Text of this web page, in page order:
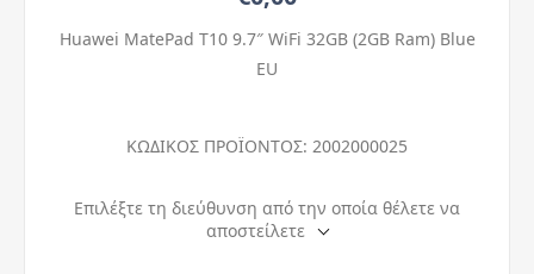
Huawei MatePad T10 9.7″ WiFi 32GB (2GB Ram) Blue
EU
ΚΩΔΙΚΟΣ ΠΡΟΪΟΝΤΟΣ: 2002000025
Επιλέξτε τη διεύθυνση από την οποία θέλετε να
αποστείλετε